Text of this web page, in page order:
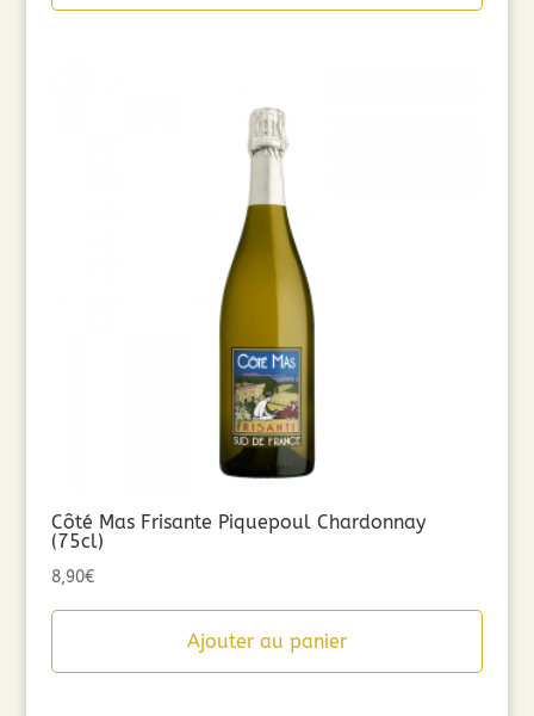
Côté Mas Frisante Piquepoul Chardonnay
(75cl)
8,90€
Ajouter au panier